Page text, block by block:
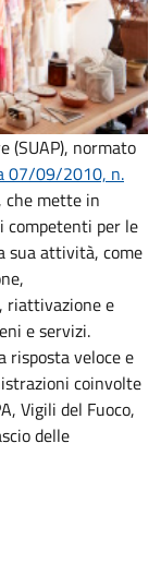
(SUAP), normato
07/09/2010, n.
mette in
per le
sua attività, come
riattivazione e
e servizi.
risposta veloce e
coinvolte
Vigili del Fuoco,
delle